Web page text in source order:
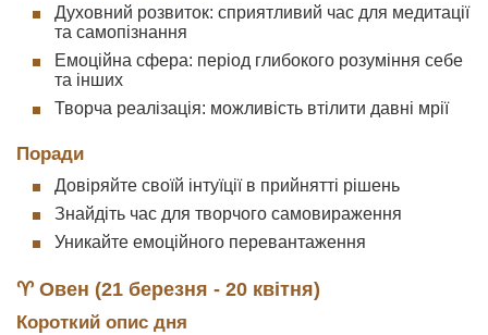
Духовний розвиток: сприятливий час для медитації
та самопізнання
Емоційна сфера: період глибокого розуміння себе
та інших
Творча реалізація: можливість втілити давні мрії
Поради
Довіряйте своїй інтуїції в прийнятті рішень
Знайдіть час для творчого самовираження
Уникайте емоційного перевантаження
♈ Овен (21 березня - 20 квітня)
Короткий опис дня